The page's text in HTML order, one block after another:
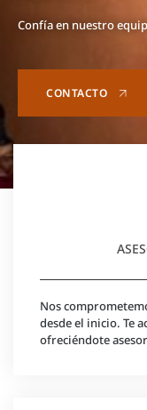
Confía en nuestro
CONTACTO
Nos
desde el inicio. Te
ofreciéndote